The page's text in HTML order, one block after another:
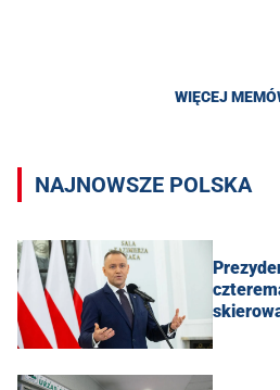
WIĘCEJ
NAJNOWSZE POLSKA